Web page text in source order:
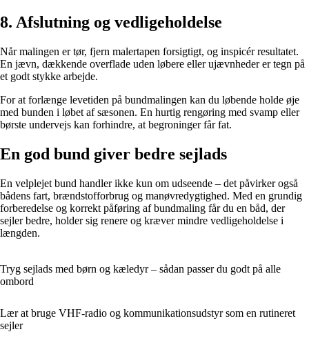
8. Afslutning og vedligeholdelse
Når malingen er tør, fjern malertapen forsigtigt, og inspicér resultatet.
En jævn, dækkende overflade uden løbere eller ujævnheder er tegn på
et godt stykke arbejde.
For at forlænge levetiden på bundmalingen kan du løbende holde øje
med bunden i løbet af sæsonen. En hurtig rengøring med svamp eller
børste undervejs kan forhindre, at begroninger får fat.
En god bund giver bedre sejlads
En velplejet bund handler ikke kun om udseende – det påvirker også
bådens fart, brændstofforbrug og manøvredygtighed. Med en grundig
forberedelse og korrekt påføring af bundmaling får du en båd, der
sejler bedre, holder sig renere og kræver mindre vedligeholdelse i
længden.
Tryg sejlads med børn og kæledyr – sådan passer du godt på alle
ombord
Lær at bruge VHF-radio og kommunikationsudstyr som en rutineret
sejler